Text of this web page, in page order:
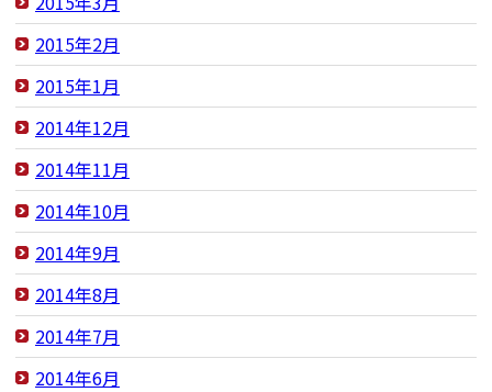
2015年2月
2015年1月
2014年12月
2014年11月
2014年10月
2014年9月
2014年8月
2014年7月
2014年6月